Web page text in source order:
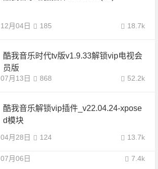
12月04日 18.7k
185
酷我音乐时代tv版v1.9.33解锁vip电视会
员版
07月13日 52.2k
868
酷我音乐解锁vip插件_v22.04.24-xpose
d模块
04月28日 13.7k
124
07月06日 7.4k